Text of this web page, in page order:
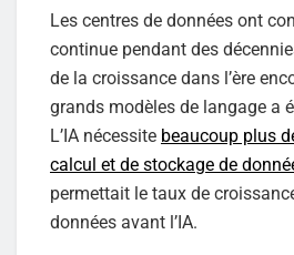
Les centres de données ont
continue pendant des
de la croissance dans l’ère
grands modèles de langage a
L’IA nécessite beaucoup plus
calcul et de stockage de
permettait le taux de
données avant l’IA.